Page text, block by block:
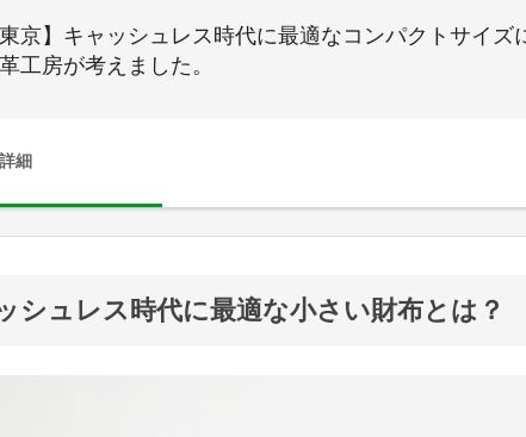
東京】キャッシュレス時代に最適なコンパクトサイ
工房が考えました。
詳細
シュレス時代に最適な小さい財布とは？